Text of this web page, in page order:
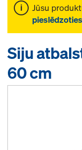
Jūsu
pieslēdzoties
Siju
60 cm